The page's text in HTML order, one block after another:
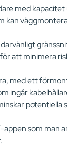
med
kan
att minimera
med ett
ingår
potentiella
som man